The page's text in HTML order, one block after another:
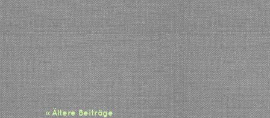
« Ältere Beiträge